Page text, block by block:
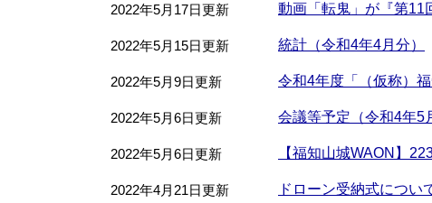
2022年5月17日更新 動画「転鬼」が『第11
2022年5月15日更新 統計（令和4年4月分）
2022年5月9日更新 令和4年度「（仮称）
2022年5月6日更新 会議等予定（令和4年5
2022年5月6日更新 【福知山城WAON】
2022年4月21日更新 ドローン受納式につい